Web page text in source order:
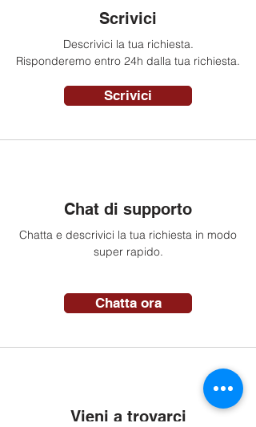
Scrivici
Descrivici la tua richiesta.
Risponderemo entro 24h dalla tua richiesta.
Scrivici
Chat di supporto
Chatta e descrivici la tua richiesta in modo
super rapido.
Chatta ora
Vieni a trovarci